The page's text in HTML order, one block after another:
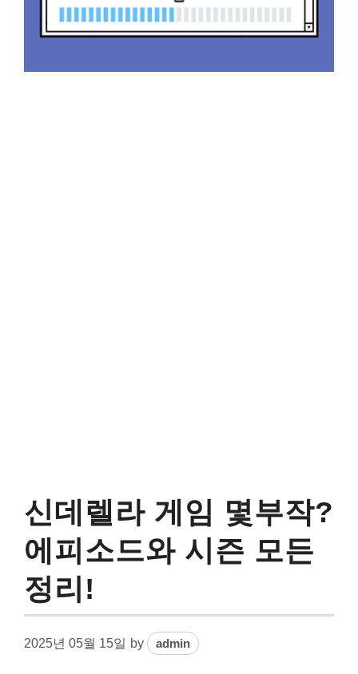
신데렐라 게임 몇부작?
에피소드와 시즌 모든
정리!
2025년 05월 15일 by admin